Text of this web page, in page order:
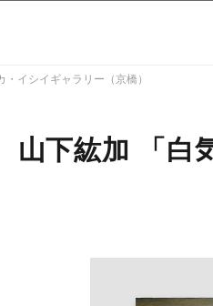
イシイギャラリー（京橋）
山下紘加 「白